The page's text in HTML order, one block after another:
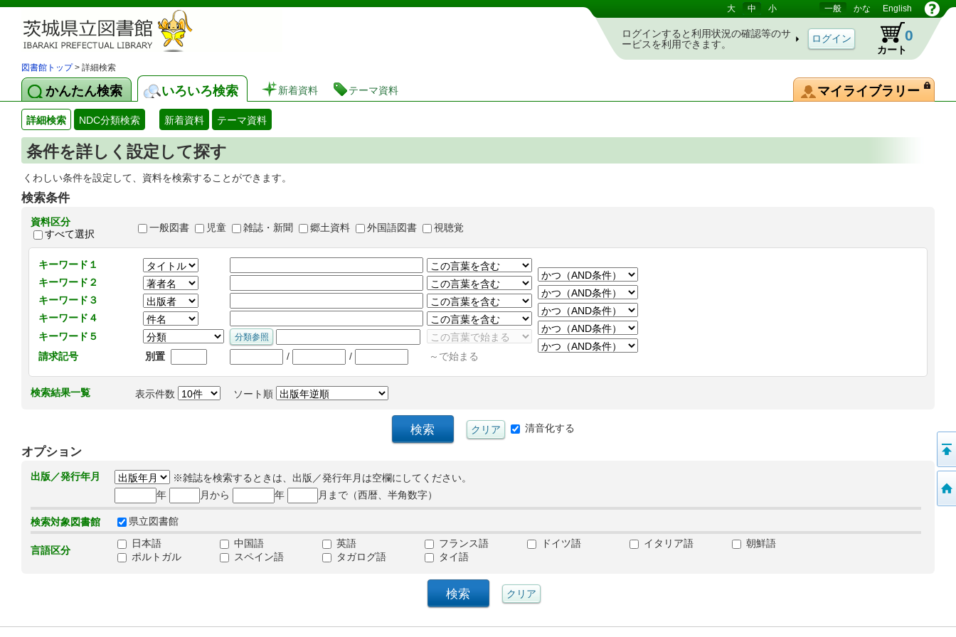
茨城県立図書館 蔵書検索・予約システム 大 中 小 一般 かな English
ログインすると利用状況の確認等のサ
ービスを利用できます。
カート
0
図書館トップ> 詳細検索
かんたん検索 いろいろ検索 新着資料 テーマ資料 マイライブラリー
詳細検索 NDC分類検索 新着資料 テーマ資料
条件を詳しく設定して探す
くわしい条件を設定して、資料を検索することができます。
検索条件
資料区分
すべて選択
一般図書 児童 雑誌・新聞 郷土資料 外国語図書 視聴覚
キーワード１
キーワード２
キーワード３
キーワード４
キーワード５
請求記号
別置 / / ～で始まる
検索結果一覧 表示件数 ソート順
清音化する
オプション
出版／発行年月
※雑誌を検索するときは、出版／発行年月は空欄にしてください。
年
月から 年 月まで（西暦、半角数字）
検索対象図書館 県立図書館
言語区分
日本語 中国語 英語 フランス語 ドイツ語 イタリア語
朝鮮語
ポルトガル
スペイン語 タガログ語 タイ語